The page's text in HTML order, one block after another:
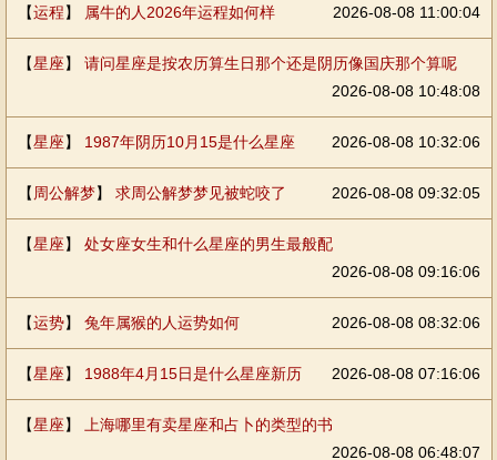
【运程】 属牛的人2026年运程如何样 2026-08-08 11:00:04
【星座】 请问星座是按农历算生日那个还是阴历像国庆那个算呢
2026-08-08 10:48:08
【星座】 1987年阴历10月15是什么星座 2026-08-08 10:32:06
【 周公解梦】 求周公解梦梦见被蛇咬了 2026-08-08 09:32:05
【星座】 处女座女生和什么星座的男生最般配
2026-08-08 09:16:06
【运势】 兔年属猴的人运势如何 2026-08-08 08:32:06
【星座】 1988年4月15日是什么星座新历 2026-08-08 07:16:06
【星座】
上海哪里有卖星座和占卜的类型的书
2026-08-08 06:48:07